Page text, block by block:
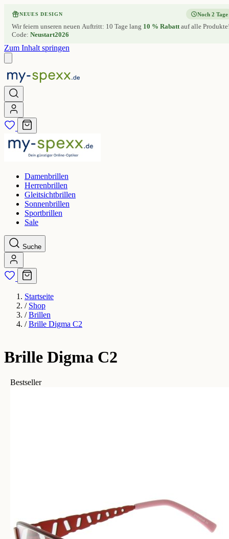
NEUES DESIGN
Wir feiern unseren neuen Auftritt: 10 Tage lang 10 % Rabattauf alle
Code: Neustart2026
Noch 2 Tage
Zum Inhalt springen
Damenbrillen
Herrenbrillen
Gleitsichtbrillen
Sonnenbrillen
Sportbrillen
Sale
Suche
Startseite
/ Shop
/ Brillen
/ Brille Digma C2
Brille Digma C2
Bestseller